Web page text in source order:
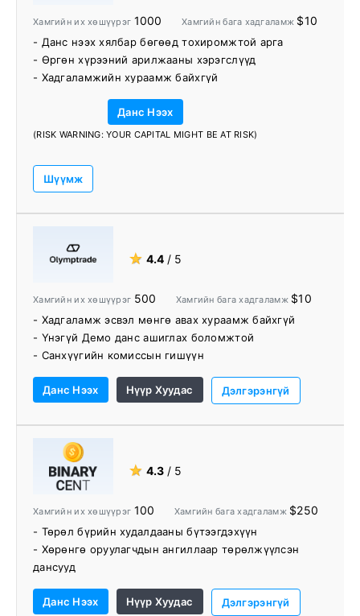
интернет банкны дэмжлэг
- Чат хайрцаг болон туслах ажилтнууд 24/7 ажиллах
боломжтой
Хамгийн их хөшүүрэг 1000 Хамгийн бага хадгаламж $10
- Данс нээх хялбар бөгөөд тохиромжтой арга
- Өргөн хүрээний арилжааны хэрэгслүүд
- Хадгаламжийн хураамж байхгүй
Данс Нээх
(RISK WARNING: YOUR CAPITAL MIGHT BE AT RISK)
Шүүмж
★ 4.4 / 5
Хамгийн их хөшүүрэг 500 Хамгийн бага хадгаламж $10
- Хадгаламж эсвэл мөнгө авах хураамж байхгүй
- Үнэгүй Демо данс ашиглах боломжтой
- Санхүүгийн комиссын гишүүн
Данс Нээх
Нүүр Хуудас Дэлгэрэнгүй
★ 4.3 / 5
Хамгийн их хөшүүрэг 100 Хамгийн бага хадгаламж $250
- Төрөл бүрийн худалдааны бүтээгдэхүүн
- Хөрөнгө оруулагчдын ангиллаар төрөлжүүлсэн
дансууд
- Боловсролын материал
Данс Нээх Нүүр Хуудас Дэлгэрэнгүй